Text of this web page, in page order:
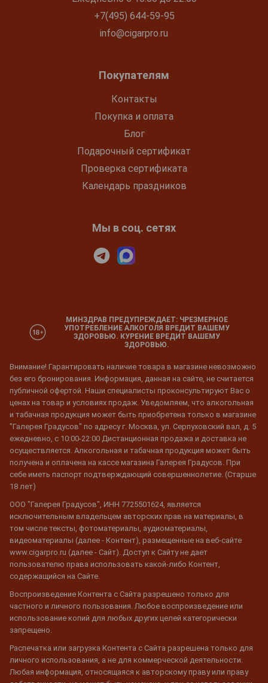
+7(495) 644-59-95
info@cigarpro.ru
Покупателям
Контакты
Покупка и оплата
Блог
Подарочный сертификат
Проверка сертификата
Календарь праздников
Мы в соц. сетях
МИНЗДРАВ ПРЕДУПРЕЖДАЕТ: ЧРЕЗМЕРНОЕ
УПОТРЕБЛЕНИЕ АЛКОГОЛЯ ВРЕДИТ ВАШЕМУ
ЗДОРОВЬЮ. КУРЕНИЕ ВРЕДИТ ВАШЕМУ
ЗДОРОВЬЮ.
Внимание! Гарантировать наличие товара в магазине невозможно
без его бронирования. Информация, данная на сайте, не считается
публичной офертой. Наши специалисты проконсультируют Вас о
ценах на товар и условиях продаж. Уведомляем, что алкогольная
и табачная продукция может быть приобретена только в магазине
"Галерея Градусов" по адресу г. Москва, ул. Серпуховский вал, д. 5
ежедневно, с 10:00-22:00 Дистанционная продажа и доставка не
осуществляется. Алкогольная и табачная продукция может быть
получена и оплачена на кассе магазина Галерея Градусов. При
себе иметь паспорт подтверждающий совершеннолетие. (Старше
18 лет)
ООО "Галерея Градусов", ИНН 7725501624, является
исключительным владельцем авторских прав на материалы, в
том числе тексты, фотоматериалы, аудиоматериалы,
видеоматериалы (далее - Контент), размещенные на веб-сайте
www.cigarpro.ru (далее - Сайт). Доступ к Сайту не дает
пользователю права использовать какой-либо Контент,
содержащийся на Сайте.
Воспроизведение Контента с Сайта разрешено только для
частного и личного пользования. Любое воспроизведение или
использование копий для любых других целей категорически
запрещено.
Распечатка или загрузка Контента с Сайта разрешена только для
личного использования, а не для коммерческой деятельности.
Любая информация, относящаяся к авторскому праву или праву